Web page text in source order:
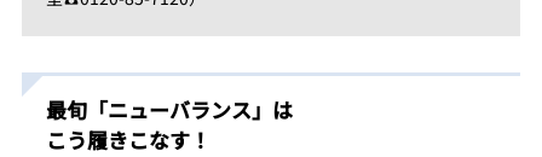
最旬「ニューバランス」は
こう履きこなす！